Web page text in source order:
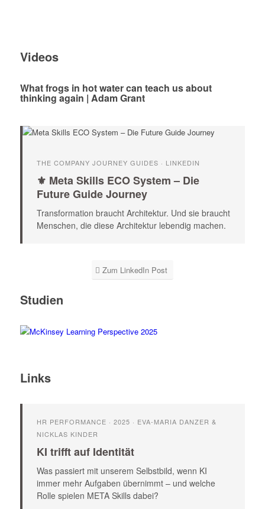
Videos
What frogs in hot water can teach us about
thinking again | Adam Grant
THE COMPANY JOURNEY GUIDES · LINKEDIN
⚜️ Meta Skills ECO System – Die
Future Guide Journey
Transformation braucht Architektur. Und sie braucht
Menschen, die diese Architektur lebendig machen.
Zum LinkedIn Post
Studien
Links
HR PERFORMANCE · 2025 · EVA-MARIA DANZER &
NICKLAS KINDER
KI trifft auf Identität
Was passiert mit unserem Selbstbild, wenn KI
immer mehr Aufgaben übernimmt – und welche
Rolle spielen META Skills dabei?